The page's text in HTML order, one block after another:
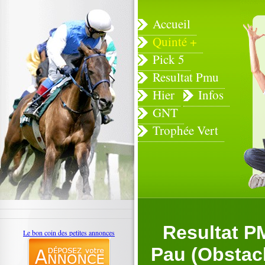
Accueil
Quinté +
Pick 5
Resultat Pmu
Hier
Infos
GNT
Trophée Vert
Resultat
Pau
Le bon coin des petites annonces